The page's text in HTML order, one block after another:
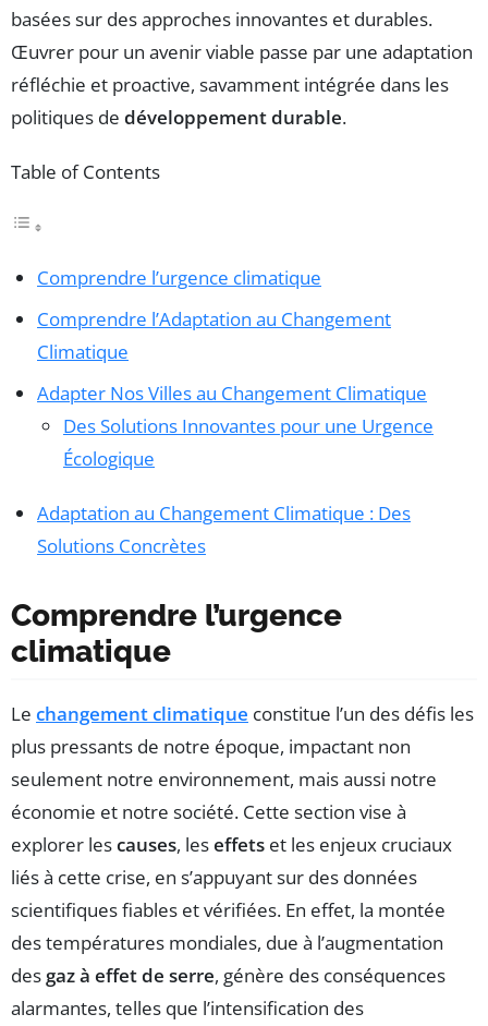
basées sur des approches innovantes et durables.
Œuvrer pour un avenir viable passe par une adaptation
réfléchie et proactive, savamment intégrée dans les
politiques de développement durable.
Table of Contents
Comprendre l’urgence climatique
Comprendre l’Adaptation au Changement
Climatique
Adapter Nos Villes au Changement Climatique
Des Solutions Innovantes pour une Urgence
Écologique
Adaptation au Changement Climatique : Des
Solutions Concrètes
Comprendre l’urgence
climatique
Le changement climatique constitue l’un des défis les
plus pressants de notre époque, impactant non
seulement notre environnement, mais aussi notre
économie et notre société. Cette section vise à
explorer lescauses, leseffets et les enjeux cruciaux
liés à cette crise, en s’appuyant sur des données
scientifiques fiables et vérifiées. En effet, la montée
des températures mondiales, due à l’augmentation
des gaz à effet de serre, génère des conséquences
alarmantes, telles que l’intensification des